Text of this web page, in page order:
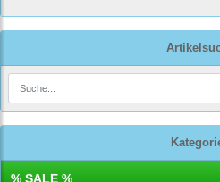
% SALE %